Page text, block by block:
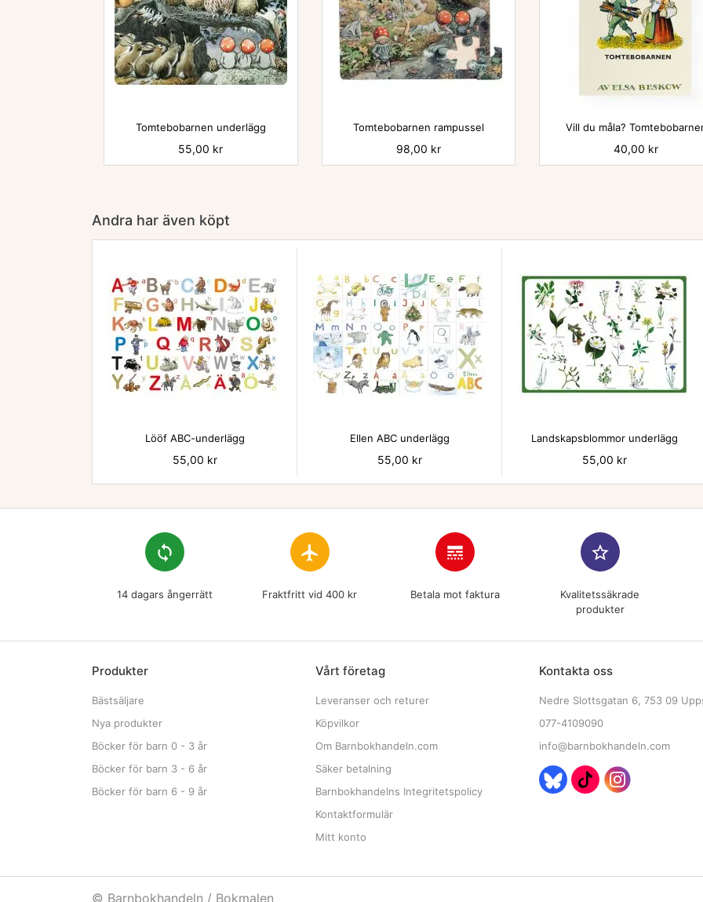
Tomtebobarnen underlägg
Pris
55,00 kr
Tomtebobarnen rampussel
Pris
98,00 kr

Vill du måla?
Pris
40,00 kr
Andra har även köpt

Lööf ABC-underlägg
Pris
55,00 kr

Ellen ABC underlägg
Pris
55,00 kr
Landskapsblommor underlägg
Pris
55,00 kr
loop
14 dagars ångerrätt
flight
Fraktfritt vid 400 kr
line_style
Betala mot faktura
star_border
Kvalitetssäkrade
produkter
Produkter
Bästsäljare
Nya produkter
Böcker för barn 0 - 3 år
Böcker för barn 3 - 6 år
Böcker för barn 6 - 9 år
Vårt företag
Leveranser och returer
Köpvilkor
Om Barnbokhandeln.com
Säker betalning
Barnbokhandelns Integritetspolicy
Kontaktformulär
Mitt konto
Kontakta oss
Nedre Slottsgatan 6, 753 09
077-4109090
info@barnbokhandeln.com
© Barnbokhandeln / Bokmalen